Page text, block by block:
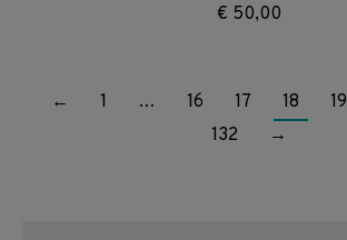
€ 50,00
← 1 … 16 17 18 19
132
→